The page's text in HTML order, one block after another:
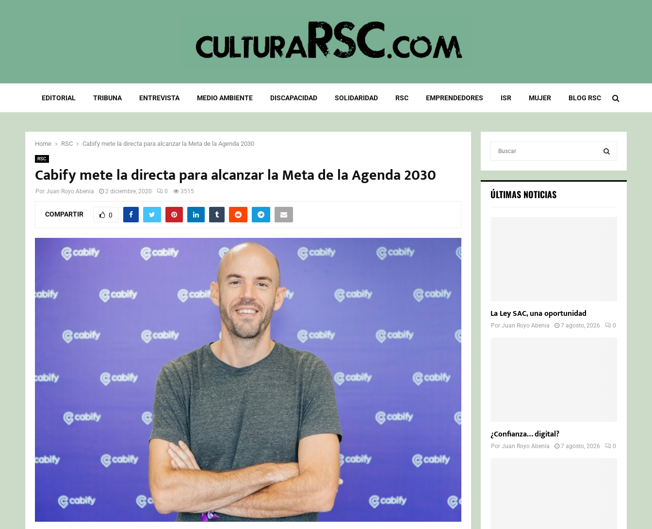
EDITORIAL TRIBUNA ENTREVISTA MEDIO AMBIENTE DISCAPACIDAD SOLIDARIDAD RSC EMPRENDEDORES ISR MUJER BLOG RSC
Home RSC Cabify mete la directa para alcanzar la Meta de la Agenda 2030
RSC
Cabify mete la directa para alcanzar la Meta de la Agenda 2030
Por Juan Royo Abenia 2 diciembre, 2020 0 3515
COMPARTIR 0
c
h
S
ÚLTIMAS NOTICIAS
La Ley SAC, una oportunidad
PorJuan Royo Abenia 7 agosto, 2026 0
¿Confianza… digital?
PorJuan Royo Abenia 7 agosto, 2026 0